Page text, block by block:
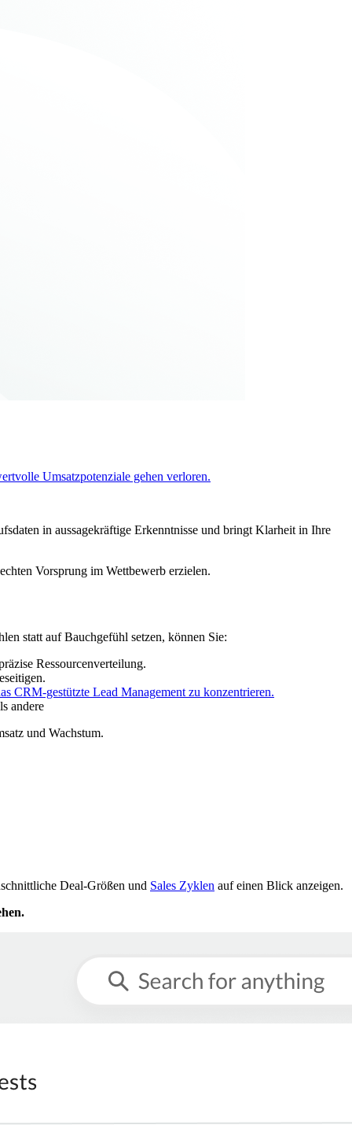
Umsatzpotenziale gehen verloren.
in aussagekräftige Erkenntnisse und bringt Klarheit in Ihre
Vorsprung im Wettbewerb erzielen.
statt auf Bauchgefühl setzen, können Sie:
Ressourcenverteilung.
CRM-gestützte Lead Management zu konzentrieren.
andere
und Wachstum.
Deal-Größen und Sales Zyklen auf einen Blick anzeigen.